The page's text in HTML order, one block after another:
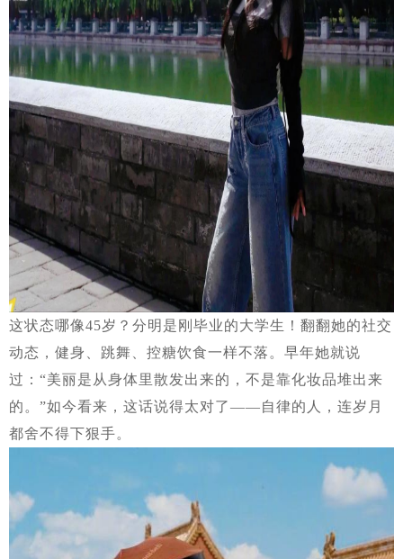
这状态哪像45岁？分明是刚毕业的大学生！翻翻她的社交
动态，健身、跳舞、控糖饮食一样不落。早年她就说
过：“美丽是从身体里散发出来的，不是靠化妆品堆出来
的。”如今看来，这话说得太对了——自律的人，连岁月
都舍不得下狠手。